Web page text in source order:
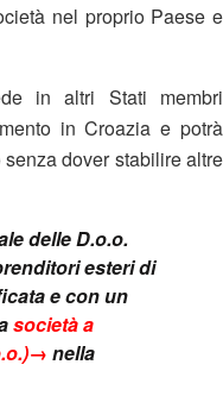
nel proprio Paese e
in altri Stati membri
in Croazia e potrà
dover stabilire altre
delle D.o.o.
esteri di
e con un
società a
nella